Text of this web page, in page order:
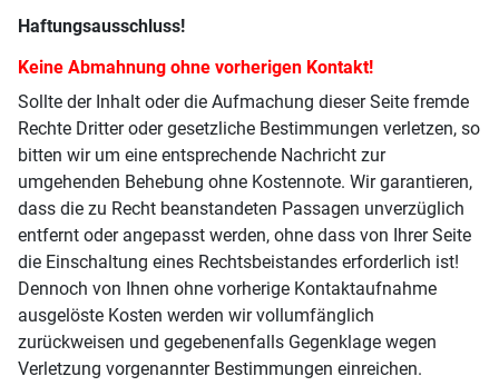
Haftungsausschluss!
Keine Abmahnung ohne vorherigen Kontakt!
Sollte der Inhalt oder die Aufmachung dieser Seite fremde
Rechte Dritter oder gesetzliche Bestimmungen verletzen, so
bitten wir um eine entsprechende Nachricht zur
umgehenden Behebung ohne Kostennote. Wir garantieren,
dass die zu Recht beanstandeten Passagen unverzüglich
entfernt oder angepasst werden, ohne dass von Ihrer Seite
die Einschaltung eines Rechtsbeistandes erforderlich ist!
Dennoch von Ihnen ohne vorherige Kontaktaufnahme
ausgelöste Kosten werden wir vollumfänglich
zurückweisen und gegebenenfalls Gegenklage wegen
Verletzung vorgenannter Bestimmungen einreichen.